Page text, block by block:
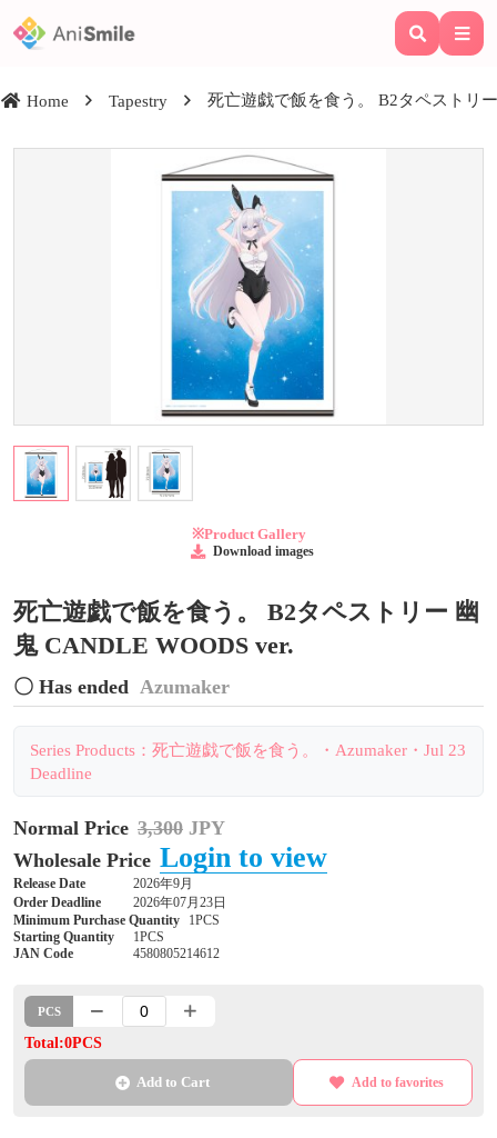
Home Tapestry 死亡遊戯で飯を食う。 B2タペストリ
※Product Gallery
Download images
死亡遊戯で飯を食う。 B2タペストリー 幽
鬼 CANDLE WOODS ver.
〇 Has ended Azumaker
Series Products：死亡遊戯で飯を食う。・Azumaker・Jul 23
Deadline
Normal Price 3,300 JPY
Wholesale Price Login to view
Release Date
2026年9月
Order Deadline
2026年07月23日
Minimum Purchase Quantity
1PCS
Starting Quantity
1PCS
JAN Code
4580805214612
PCS
Total:0PCS
Add to Cart Add to favorites